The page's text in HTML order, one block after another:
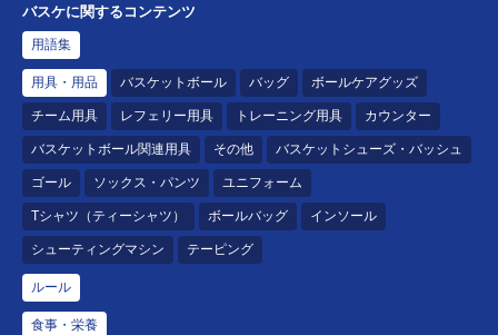
バスケに関するコンテンツ
用語集
用具・用品 バスケットボール バッグ ボールケアグッズ
チーム用具 レフェリー用具 トレーニング用具 カウンター
バスケットボール関連用具 その他 バスケットシューズ・バッシュ
ゴール ソックス・パンツ ユニフォーム
Tシャツ（ティーシャツ） ボールバッグ インソール
シューティングマシン テーピング
ルール
食事・栄養